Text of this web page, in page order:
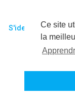
Ce site
la
S'identifier